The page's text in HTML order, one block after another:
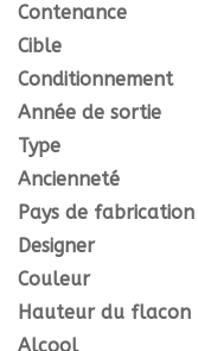
Contenance
Cible
Conditionnement
Année de sortie
Type
Ancienneté
Pays de fabrication
Designer
Couleur
Hauteur du flacon
Alcool